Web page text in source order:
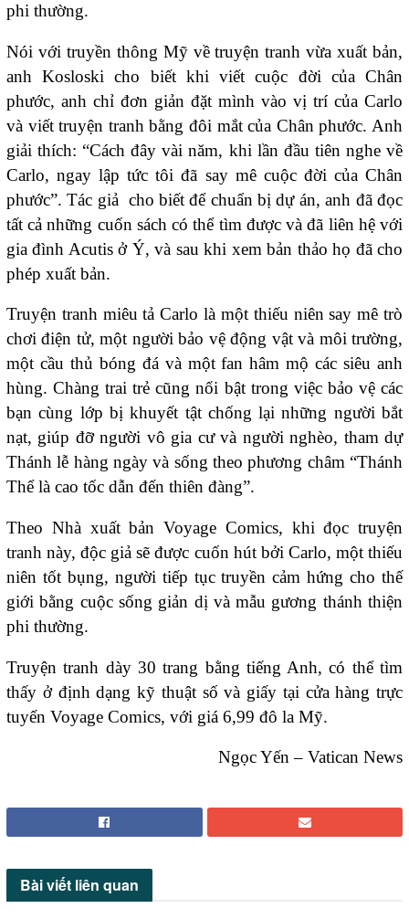
phi thường.
Nói với truyền thông Mỹ về truyện tranh vừa xuất bản,
anh Kosloski cho biết khi viết cuộc đời của Chân
phước, anh chỉ đơn giản đặt mình vào vị trí của Carlo
và viết truyện tranh bằng đôi mắt của Chân phước. Anh
giải thích: “Cách đây vài năm, khi lần đầu tiên nghe về
Carlo, ngay lập tức tôi đã say mê cuộc đời của Chân
phước”. Tác giả cho biết để chuẩn bị dự án, anh đã đọc
tất cả những cuốn sách có thể tìm được và đã liên hệ với
gia đình Acutis ở Ý, và sau khi xem bản thảo họ đã cho
phép xuất bản.
Truyện tranh miêu tả Carlo là một thiếu niên say mê trò
chơi điện tử, một người bảo vệ động vật và môi trường,
một cầu thủ bóng đá và một fan hâm mộ các siêu anh
hùng. Chàng trai trẻ cũng nổi bật trong việc bảo vệ các
bạn cùng lớp bị khuyết tật chống lại những người bắt
nạt, giúp đỡ người vô gia cư và người nghèo, tham dự
Thánh lễ hàng ngày và sống theo phương châm “Thánh
Thể là cao tốc dẫn đến thiên đàng”.
Theo Nhà xuất bản Voyage Comics, khi đọc truyện
tranh này, độc giả sẽ được cuốn hút bởi Carlo, một thiếu
niên tốt bụng, người tiếp tục truyền cảm hứng cho thế
giới bằng cuộc sống giản dị và mẫu gương thánh thiện
phi thường.
Truyện tranh dày 30 trang bằng tiếng Anh, có thể tìm
thấy ở định dạng kỹ thuật số và giấy tại cửa hàng trực
tuyến Voyage Comics, với giá 6,99 đô la Mỹ.
Ngọc Yến – Vatican News
Bài viết liên quan